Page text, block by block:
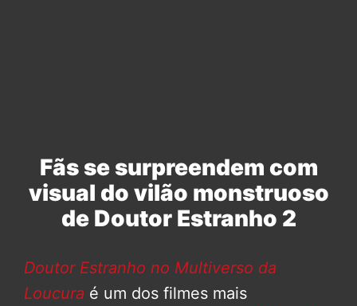
Fãs se surpreendem com
visual do vilão monstruoso
de Doutor Estranho 2
Doutor Estranho no Multiverso da
Loucura é um dos filmes mais